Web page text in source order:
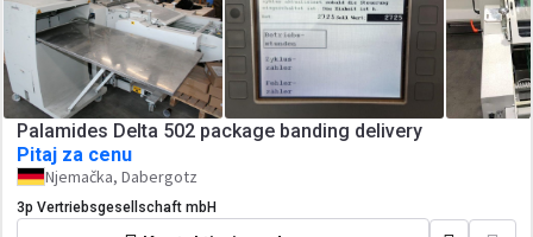
Palamides Delta 502 package banding delivery
Pitaj za cenu
Njemačka, Dabergotz
3p Vertriebsgesellschaft mbH